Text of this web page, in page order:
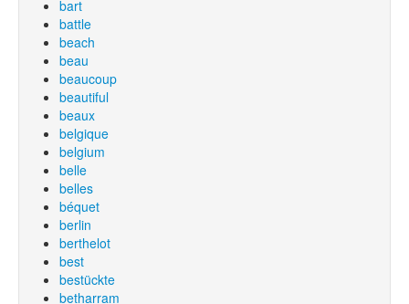
bart
battle
beach
beau
beaucoup
beautiful
beaux
belgique
belgium
belle
belles
béquet
berlin
berthelot
best
bestückte
betharram